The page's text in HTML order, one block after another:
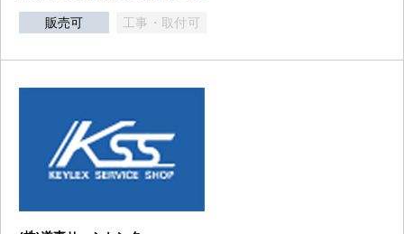
販売可 工事・取付可